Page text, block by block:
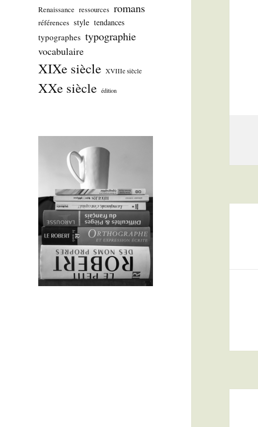
Renaissance ressources romans
références style tendances
typographes typographie
vocabulaire
XIXe siècle XVIIIe siècle
XXe siècle édition